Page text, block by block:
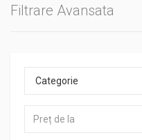
Filtrare Avansata
Categorie